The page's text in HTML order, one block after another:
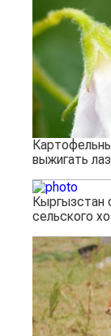
выжигать
Кыргызстан
сельского